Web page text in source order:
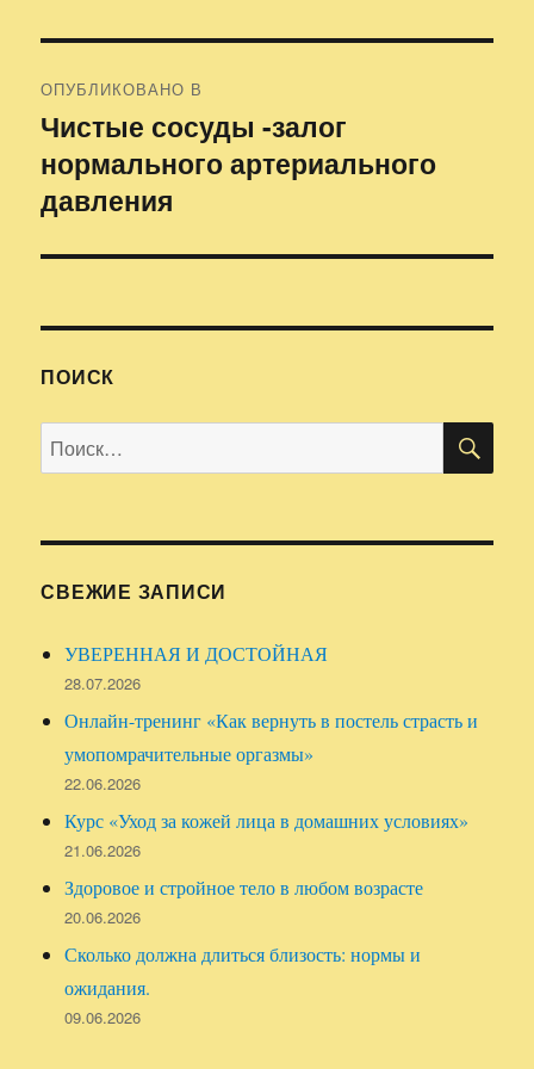
по
записям
ОПУБЛИКОВАНО В
Чистые сосуды -залог
нормального артериального
давления
ПОИСК
Искать:
СВЕЖИЕ ЗАПИСИ
УВЕРЕННАЯ И ДОСТОЙНАЯ
28.07.2026
Онлайн-тренинг «Как вернуть в постель страсть и
умопомрачительные оргазмы»
22.06.2026
Курс «Уход за кожей лица в домашних условиях»
21.06.2026
Здоровое и стройное тело в любом возрасте
20.06.2026
Сколько должна длиться близость: нормы и
ожидания.
09.06.2026